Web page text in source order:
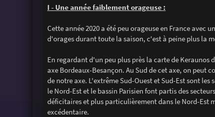
I - Une année faiblement orageuse :
Cette année 2020 a été peu orageuse en France avec
d'orages durant toute la saison, c'est à peine plus la
En regardant d'un peu plus près la carte de
axe Bordeaux-Besançon. Au Sud de cet axe, on peut
de notre axe. L'extrême Sud-Ouest et Sud-Est sont
le Nord-Est et le bassin Parisien font partis des
déficitaires et plus particulièrement dans le Nord-Est
excédentaire.